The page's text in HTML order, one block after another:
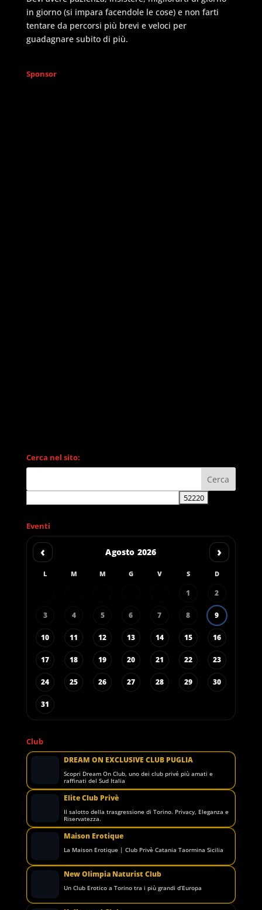
in giorno (si impara facendole le cose) e non farti
tentare da percorsi più brevi e veloci per
guadagnare subito di più.
Sponsor
Cerca nel sito:
Eventi
‹ Agosto 2026 ›
L M M G V S D
1 2
3 4 5 6 7 8 9
10 11 12 13 14 15 16
17 18 19 20 21 22 23
24 25 26 27 28 29 30
31
Club
DREAM ON EXCLUSIVE CLUB PUGLIA
Scopri Dream On Club, uno dei club privé più amati e
raffinati del Sud Italia
Elite Club Privè
Il salotto della trasgressione di Torino. Privacy, Eleganza e
Riservatezza.
Maison Erotique
La Maison Erotique | Club Privè Catania Taormina Sicilia
New Olimpia Naturist Club
Un Club Erotico a Torino tra i più grandi d’Europa